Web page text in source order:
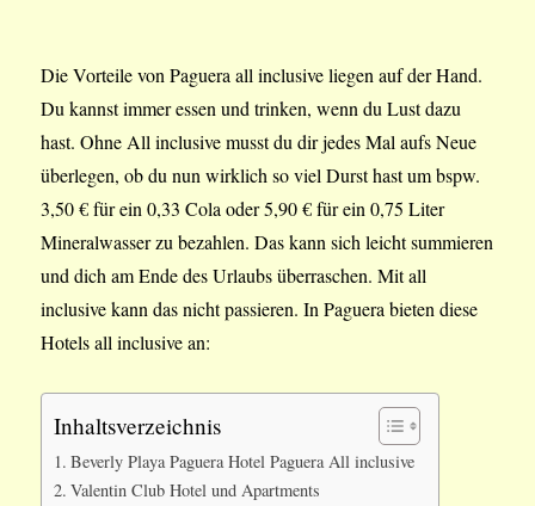
Die Vorteile von Paguera all inclusive liegen auf der Hand.
Du kannst immer essen und trinken, wenn du Lust dazu
hast. Ohne All inclusive musst du dir jedes Mal aufs Neue
überlegen, ob du nun wirklich so viel Durst hast um bspw.
3,50 € für ein 0,33 Cola oder 5,90 € für ein 0,75 Liter
Mineralwasser zu bezahlen. Das kann sich leicht summieren
und dich am Ende des Urlaubs überraschen. Mit all
inclusive kann das nicht passieren. In Paguera bieten diese
Hotels all inclusive an:
Inhaltsverzeichnis
Beverly Playa Paguera Hotel Paguera All inclusive
Valentin Club Hotel und Apartments